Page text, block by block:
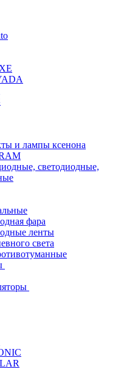
и лампы ксенона
светодиодные,
фара
ленты
света